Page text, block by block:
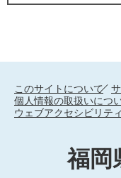
このサイトについて
個人情報の取扱いにつ
ウェブアクセシビリティ
福岡